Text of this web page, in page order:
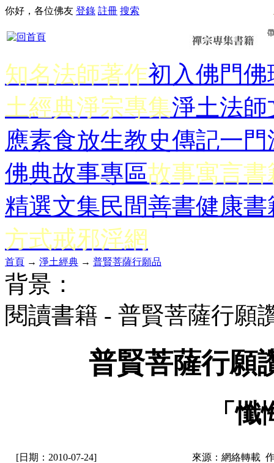
你好，各位佛友 登錄 註冊 搜索
知名法師著作初入佛門佛
土經典淨宗專集淨土法師
應素食放生教史傳記一門
佛典故事專區故事寓言書
精選文集民間善書健康書
方式戒邪淫網
首頁 → 淨土經典 → 普賢菩薩行願品
背景：
閱讀書籍 - 普賢菩薩行
普賢菩薩行
「
[日期：2010-07-24] 來源：網絡轉載